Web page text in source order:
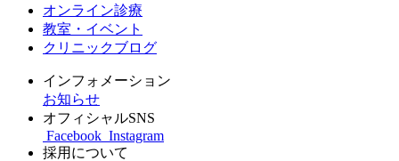
オンライン診療
教室・イベント
クリニックブログ
インフォメーション
お知らせ
オフィシャルSNS
Facebook Instagram
採用について